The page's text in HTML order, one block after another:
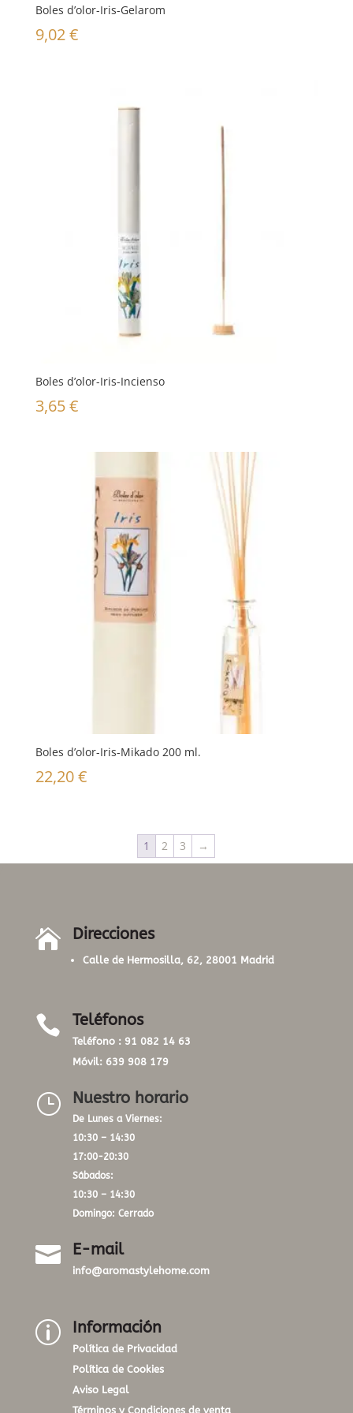
Boles d’olor-Iris-Gelarom
9,02€
Boles d’olor-Iris-Incienso
3,65€
Boles d’olor-Iris-Mikado 200 ml.
22,20€
1 2 3 →
 Direcciones
Calle de Hermosilla, 62, 28001 Madrid
 Teléfonos
Teléfono : 91 082 14 63
Móvil: 639 908 179
} Nuestro horario
De Lunes a Viernes:
10:30 – 14:30
17:00-20:30
Sábados:
10:30 – 14:30
Domingo: Cerrado
 E-mail
info@aromastylehome.com
p Información
Política de Privacidad
Política de Cookies
Aviso Legal
Términos y Condiciones de venta